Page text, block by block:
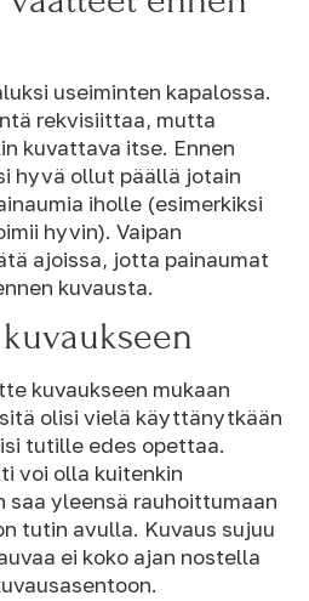
useiminten kapalossa.
rekvisiittaa, mutta
kuvattava itse. Ennen
hyvä ollut päällä jotain
iholle (esimerkiksi
hyvin). Vaipan
ajoissa, jotta painaumat
kuvausta.
kuvaukseen mukaan
olisi vielä käyttänytkään
tutille edes opettaa.
voi olla kuitenkin
saa yleensä rauhoittumaan
tutin avulla. Kuvaus sujuu
ei koko ajan nostella